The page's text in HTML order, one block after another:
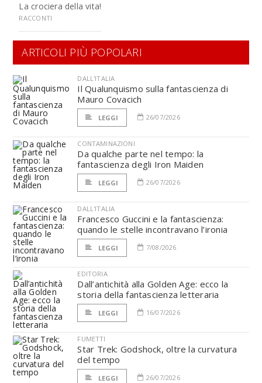
La crociera della vita!
RACCONTI
ARTICOLI PIÙ POPOLARI
DALL'ITALIA
Il Qualunquismo sulla fantascienza di
Mauro Covacich
LEGGI 26/07/2026
CONTAMINAZIONI
Da qualche parte nel tempo: la
fantascienza degli Iron Maiden
LEGGI 26/07/2026
DALL'ITALIA
Francesco Guccini e la fantascienza:
quando le stelle incontravano l’ironia
LEGGI 7/08/2026
EDITORIA
Dall’antichità alla Golden Age: ecco la
storia della fantascienza letteraria
LEGGI 16/07/2026
FUMETTI
Star Trek: Godshock, oltre la curvatura
del tempo
LEGGI 26/07/2026